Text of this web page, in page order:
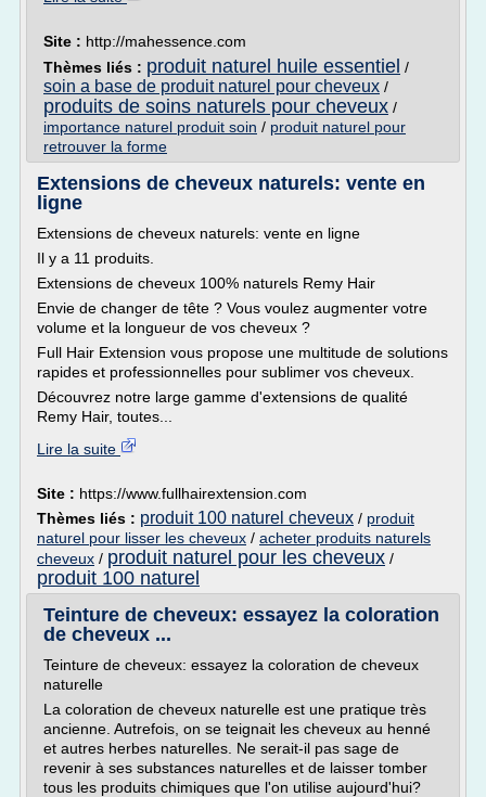
Site : http://mahessence.com
Thèmes liés : produit naturel huile essentiel /
soin a base de produit naturel pour cheveux /
produits de soins naturels pour cheveux /
importance naturel produit soin / produit naturel pour
retrouver la forme
Extensions de cheveux naturels: vente en
ligne
Extensions de cheveux naturels: vente en ligne
Il y a 11 produits.
Extensions de cheveux 100% naturels Remy Hair
Envie de changer de tête ? Vous voulez augmenter votre
volume et la longueur de vos cheveux ?
Full Hair Extension vous propose une multitude de solutions
rapides et professionnelles pour sublimer vos cheveux.
Découvrez notre large gamme d'extensions de qualité
Remy Hair, toutes...
Lire la suite
Site : https://www.fullhairextension.com
Thèmes liés : produit 100 naturel cheveux / produit
naturel pour lisser les cheveux / acheter produits naturels
cheveux / produit naturel pour les cheveux /
produit 100 naturel
Teinture de cheveux: essayez la coloration
de cheveux ...
Teinture de cheveux: essayez la coloration de cheveux
naturelle
La coloration de cheveux naturelle est une pratique très
ancienne. Autrefois, on se teignait les cheveux au henné
et autres herbes naturelles. Ne serait-il pas sage de
revenir à ses substances naturelles et de laisser tomber
tous les produits chimiques que l'on utilise aujourd'hui?